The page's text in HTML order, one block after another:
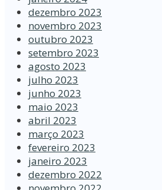
dezembro 2023
novembro 2023
outubro 2023
setembro 2023
agosto 2023
julho 2023
junho 2023
maio 2023
abril 2023
março 2023
fevereiro 2023
janeiro 2023
dezembro 2022